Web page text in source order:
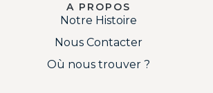
A PROPOS
Notre Histoire
Nous Contacter
Où nous trouver ?